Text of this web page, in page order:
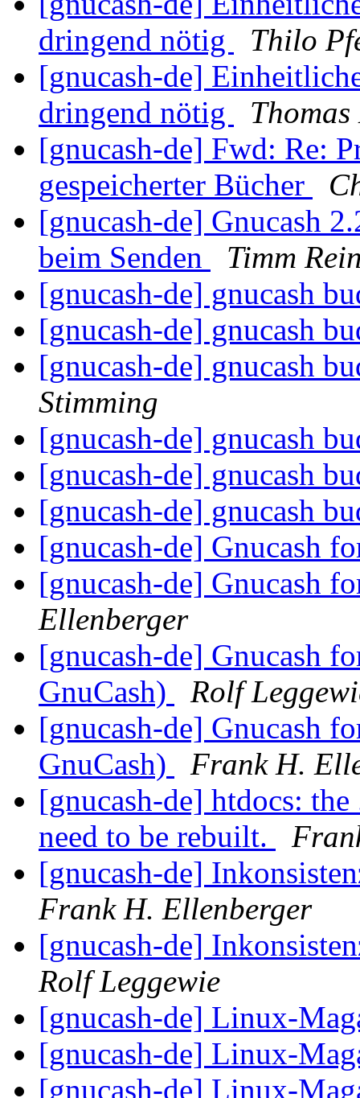
dringend nötig
Thilo
[gnucash-de]
dringend nötig
[gnucash-de] Fwd: Re:
gespeicherter Bücher
[gnucash-de] Gnucash
beim Senden
Timm
[gnucash-de] gnucash
[gnucash-de] gnucash
[gnucash-de] gnucash
Stimming
[gnucash-de] gnucash
[gnucash-de] gnucash
[gnucash-de] gnucash
[gnucash-de] Gnucash
[gnucash-de] Gnucash
Ellenberger
[gnucash-de] Gnucash
GnuCash)
Rolf
[gnucash-de] Gnucash
GnuCash)
Frank H.
[gnucash-de] htdocs:
need to be rebuilt.
[gnucash-de]
Frank H. Ellenberger
[gnucash-de]
Rolf Leggewie
[gnucash-de] Linux-
[gnucash-de] Linux-
[gnucash-de] Linux-